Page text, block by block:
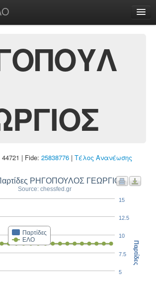
| Fide: 25838776 | Τέλος Ανανέωσης
ΡΗΓΟΠΟΥΛΟΣ ΓΕΩΡΓΙΟΣ
Source: chessfed.gr
Παρτίδες
ΕΛΟ
5
7.5
10
12.5
15
Παρτίδες